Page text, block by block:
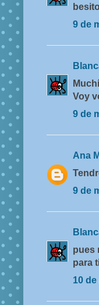
9 de
Voy
9 de
Ana
9 de
pues
para
10